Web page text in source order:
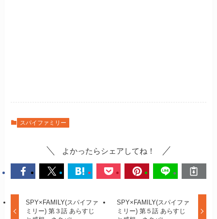
スパイファミリー
よかったらシェアしてね！
SPY×FAMILY(スパイファ
ミリー) 第３話 あらすじ
SPY×FAMILY(スパイファ
ミリー) 第５話 あらすじ